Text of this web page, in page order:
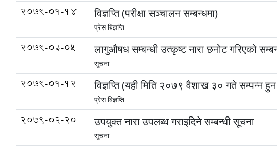
2079-01-14 विज्ञप्ति (परीक्षा सञ्चालन सम्बन्धमा)
प्रेस बिज्ञप्ति
2079-03-05 लागुऔषध सम्बन्धी उत्कृष्ट नारा छनोट गरिएको
सूचना
2079-01-12 विज्ञप्ति (यही मिति २०७९ वैशाख ३० गते सम्पन्‍न
प्रेस बिज्ञप्ति
2079-02-20 उपयुक्त नारा उपलब्ध गराइदिने सम्बन्धी सूचना
सूचना